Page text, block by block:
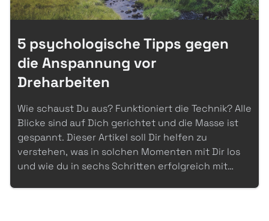
5 psychologische Tipps gegen
die Anspannung vor
Dreharbeiten
Wie schaust Du aus? Funktioniert die Technik? Alle
Blicke sind auf Dich gerichtet und die Masse ist
gespannt. Dieser Artikel soll Dir helfen zu
verstehen, was in solchen Momenten mit Dir los
und wie du in sechs Schritten erfolgreich mit